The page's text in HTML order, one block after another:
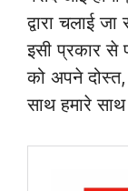
द्वारा चलाई
इसी प्रकार से
को अपने
साथ हमारे